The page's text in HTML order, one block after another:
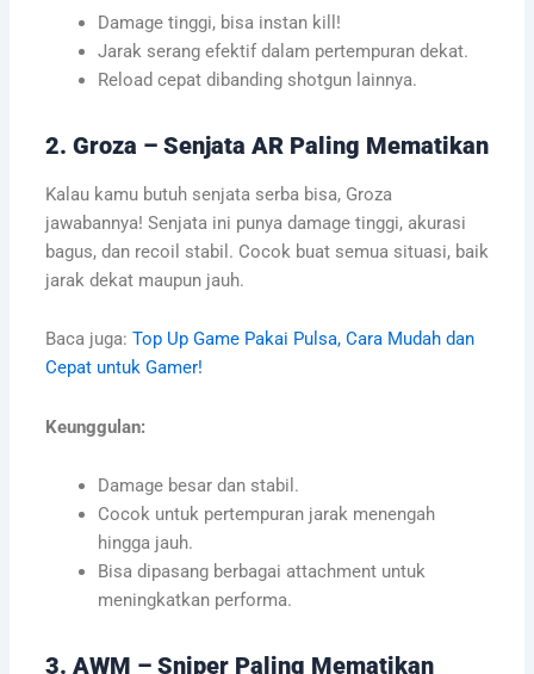
Damage tinggi, bisa instan kill!
Jarak serang efektif dalam pertempuran dekat.
Reload cepat dibanding shotgun lainnya.
2. Groza – Senjata AR Paling Mematikan
Kalau kamu butuh senjata serba bisa, Groza
jawabannya! Senjata ini punya damage tinggi, akurasi
bagus, dan recoil stabil. Cocok buat semua situasi, baik
jarak dekat maupun jauh.
Baca juga: Top Up Game Pakai Pulsa, Cara Mudah dan
Cepat untuk Gamer!
Keunggulan:
Damage besar dan stabil.
Cocok untuk pertempuran jarak menengah
hingga jauh.
Bisa dipasang berbagai attachment untuk
meningkatkan performa.
3. AWM – Sniper Paling Mematikan